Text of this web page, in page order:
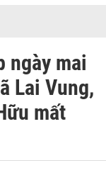
ngày mai
Lai Vung,
mất